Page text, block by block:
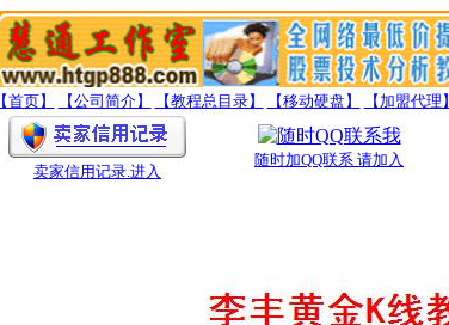
【首页】 【公司简介】 【教程总目录】 【移动硬盘】 【加盟代理】
卖家信用记录.进入
随时加QQ联系 请加入